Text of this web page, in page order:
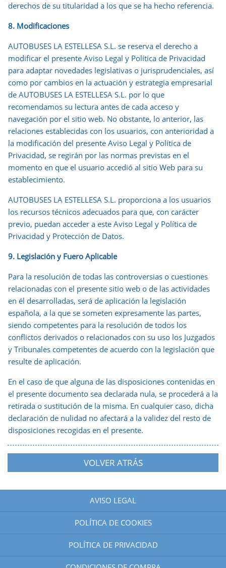
derechos de su titularidad a los que se ha hecho referencia.
8. Modificaciones
AUTOBUSES LA ESTELLESA S.L. se reserva el derecho a
modificar el presente Aviso Legal y Política de Privacidad
para adaptar novedades legislativas o jurisprudenciales, así
como por cambios en la actuación y estrategia empresarial
de AUTOBUSES LA ESTELLESA S.L. por lo que
recomendamos su lectura antes de cada acceso y
navegación por el sitio web. No obstante, lo anterior, las
relaciones establecidas con los usuarios, con anterioridad a
la modificación del presente Aviso Legal y Política de
Privacidad, se regirán por las normas previstas en el
momento en que el usuario accedió al sitio Web para su
establecimiento.
AUTOBUSES LA ESTELLESA S.L. proporciona a los usuarios
los recursos técnicos adecuados para que, con carácter
previo, puedan acceder a este Aviso Legal y Política de
Privacidad y Protección de Datos.
9. Legislación y Fuero Aplicable
Para la resolución de todas las controversias o cuestiones
relacionadas con el presente sitio web o de las actividades
en él desarrolladas, será de aplicación la legislación
española, a la que se someten expresamente las partes,
siendo competentes para la resolución de todos los
conflictos derivados o relacionados con su uso los Juzgados
y Tribunales competentes de acuerdo con la legislación que
resulte de aplicación.
En el caso de que alguna de las disposiciones contenidas en
el presente documento sea declarada nula, se procederá a la
retirada o sustitución de la misma. En cualquier caso, dicha
declaración de nulidad no afectará a la validez del resto de
disposiciones recogidas en el presente.
VOLVER ATRÁS
AVISO LEGAL
POLÍTICA DE COOKIES
POLÍTICA DE PRIVACIDAD